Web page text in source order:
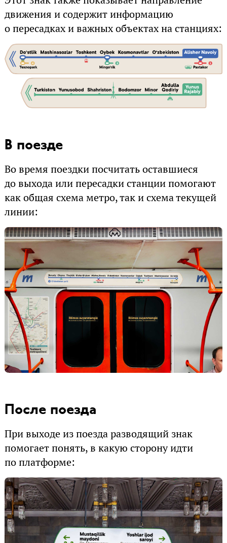
движения и содержит информацию
о пересадках и важных объектах на станциях:
В поезде
Во время поездки посчитать оставшиеся
до выхода или пересадки станции помогают
как общая схема метро, так и схема текущей
линии:
После поезда
При выходе из поезда разводящий знак
помогает понять, в какую сторону идти
по платформе: